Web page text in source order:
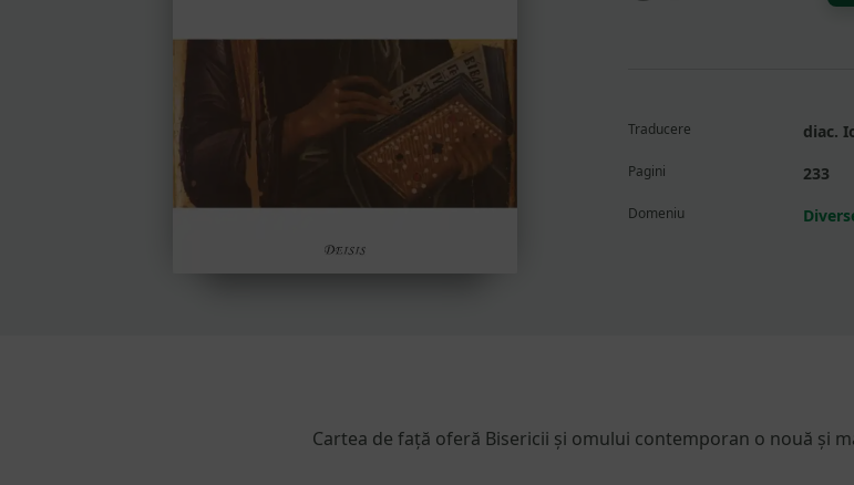
și
cum
să
Traducere diac.
Pagini 233
Domeniu
Cartea de față oferă Bisericii și omului contemporan o nouă și